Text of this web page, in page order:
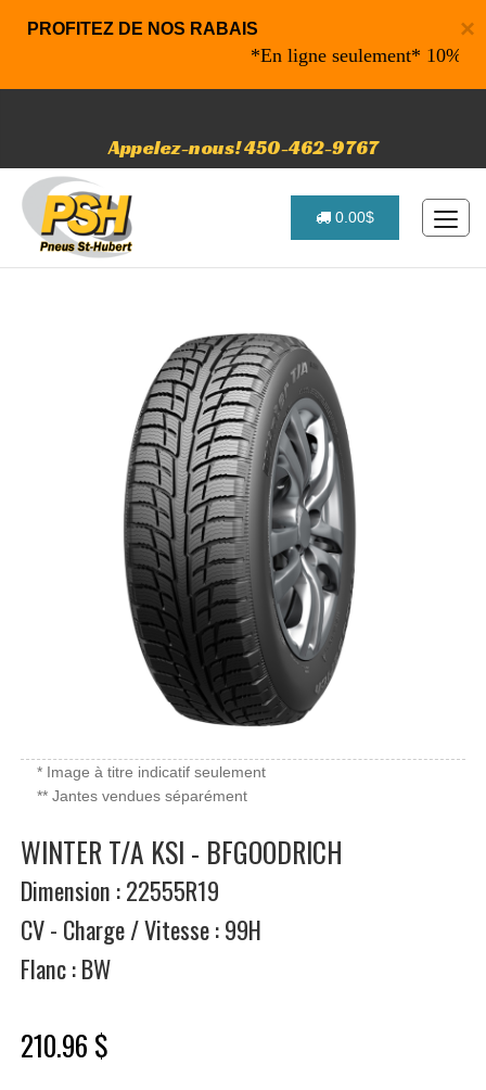
×
PROFITEZ DE NOS RABAIS
*En ligne seulement* 10% de
Appelez-nous! 450-462-9767
0.00$
* Image à titre indicatif seulement
** Jantes vendues séparément
WINTER T/A KSI - BFGOODRICH
Dimension : 22555R19
CV - Charge / Vitesse : 99H
Flanc : BW
210.96 $